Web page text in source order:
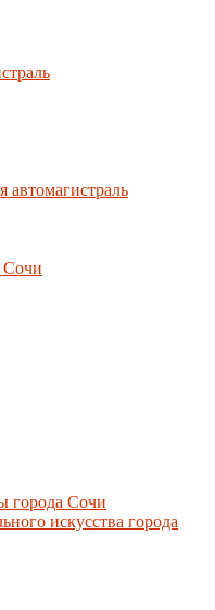
автомагистраль
Сочи
города Сочи
искусства города